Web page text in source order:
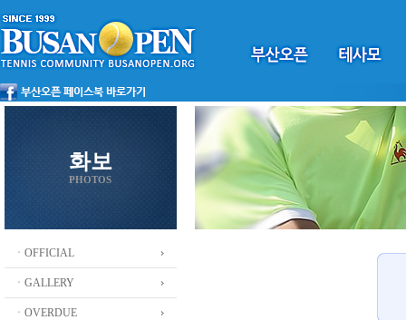
화보
PHOTOS
ㆍOFFICIAL
ㆍGALLERY
ㆍOVERDUE